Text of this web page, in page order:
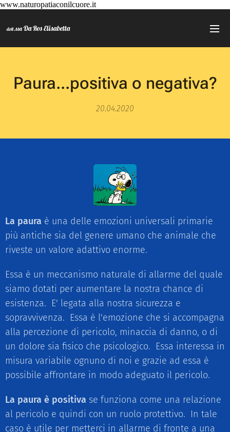
www.naturopatiaconilcuore.it
dott.ssa Da Ros Elisabetta
Paura...positiva o negativa?
20.04.2020
La paura è una delle emozioni universali primarie
più antiche sia del genere umano che animale che
riveste un valore adattivo enorme.
Essa è un meccanismo naturale di allarme del quale
siamo dotati per aumentare la nostra chance di
esistenza. E' legata alla nostra sicurezza e
sopravvivenza. Essa è l'emozione che si accompagna
alla percezione di pericolo, minaccia di danno, o di
un dolore sia fisico che psicologico. Essa interessa in
misura variabile ognuno di noi e grazie ad essa è
possibile affrontare in modo adeguato il pericolo.
La paura è positiva se funziona come una relazione
al pericolo e quindi con un ruolo protettivo. In tale
caso è utile per metterci in allarme di fronte a una